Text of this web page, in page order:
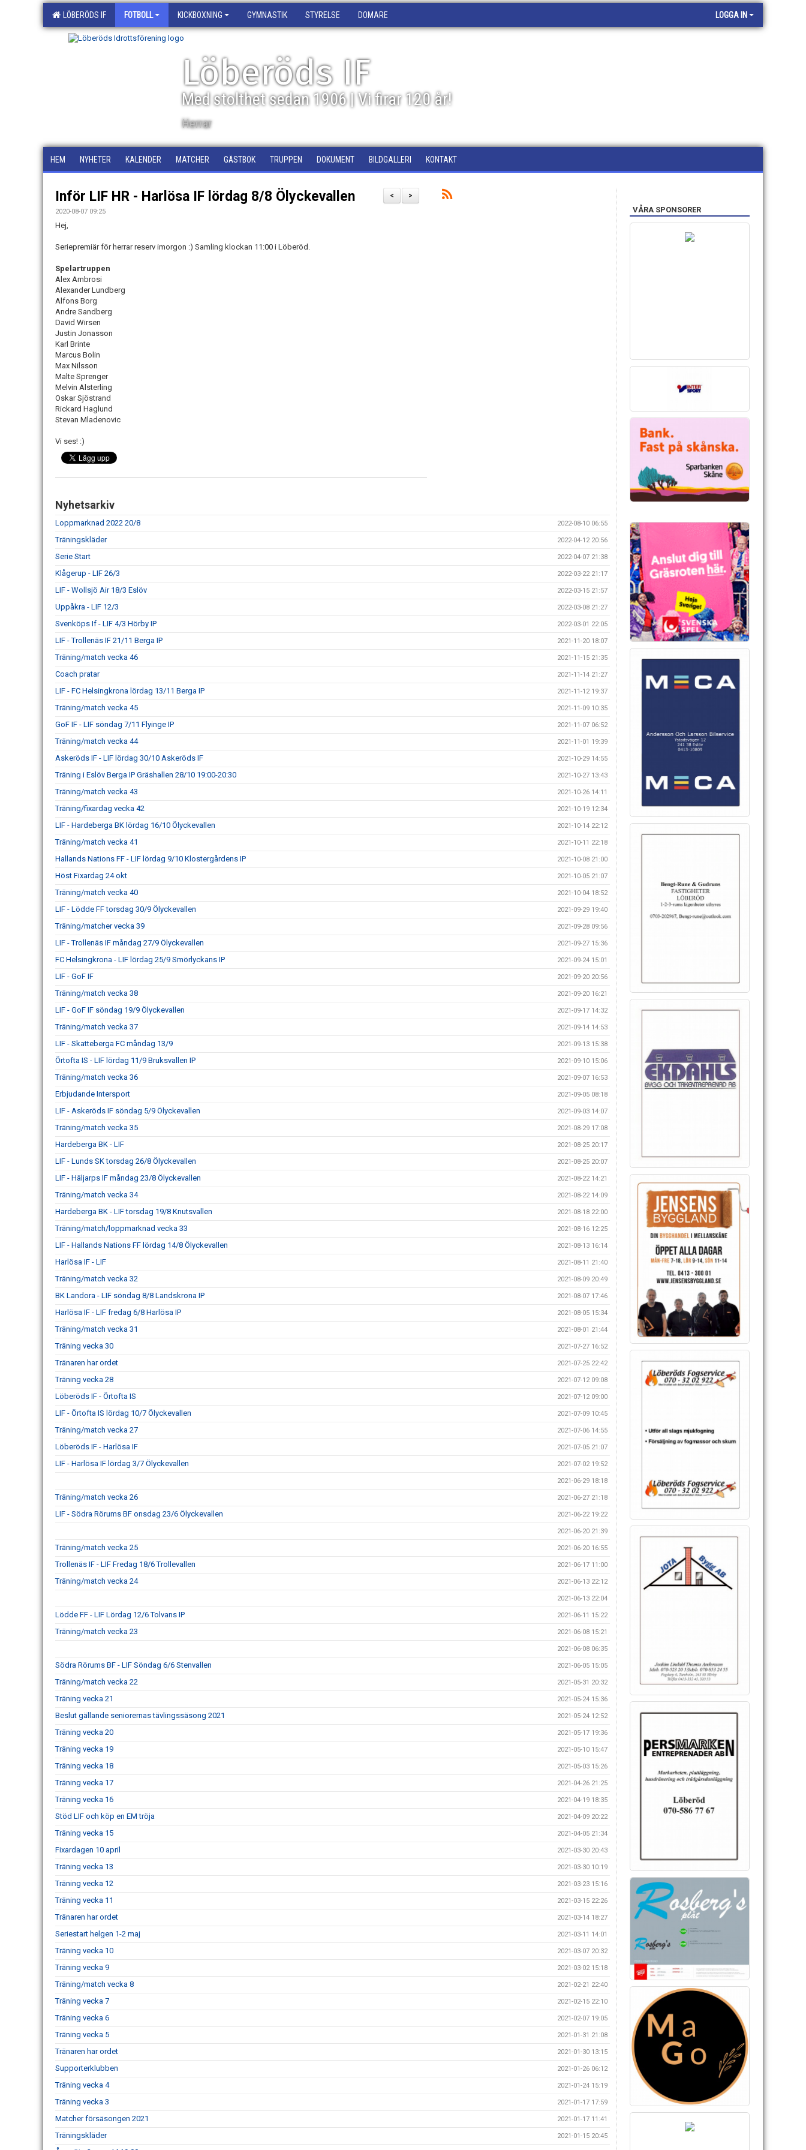
LÖBERÖDS IF FOTBOLL KICKBOXNING GYMNASTIK STYRELSE DOMARE LOGGA IN
Löberöds IF
Med stolthet sedan 1906 | Vi firar 120 år!
Herrar
HEM NYHETER KALENDER MATCHER GÄSTBOK TRUPPEN DOKUMENT BILDGALLERI KONTAKT
>
<
Inför LIF HR - Harlösa IF lördag 8/8 Ölyckevallen
2020-08-07 09:25
Hej,
Seriepremiär för herrar reserv imorgon :) Samling klockan 11:00 i Löberöd.
Spelartruppen
Alex Ambrosi
Alexander Lundberg
Alfons Borg
Andre Sandberg
David Wirsen
Justin Jonasson
Karl Brinte
Marcus Bolin
Max Nilsson
Malte Sprenger
Melvin Alsterling
Oskar Sjöstrand
Rickard Haglund
Stevan Mladenovic
Vi ses! :)
Nyhetsarkiv
Loppmarknad 2022 20/8 2022-08-10 06:55
Träningskläder 2022-04-12 20:56
Serie Start 2022-04-07 21:38
Klågerup - LIF 26/3 2022-03-22 21:17
LIF - Wollsjö Air 18/3 Eslöv 2022-03-15 21:57
Uppåkra - LIF 12/3 2022-03-08 21:27
Svenköps If - LIF 4/3 Hörby IP 2022-03-01 22:05
LIF - Trollenäs IF 21/11 Berga IP 2021-11-20 18:07
Träning/match vecka 46 2021-11-15 21:35
Coach pratar 2021-11-14 21:27
LIF - FC Helsingkrona lördag 13/11 Berga IP 2021-11-12 19:37
Träning/match vecka 45 2021-11-09 10:35
GoF IF - LIF söndag 7/11 Flyinge IP 2021-11-07 06:52
Träning/match vecka 44 2021-11-01 19:39
Askeröds IF - LIF lördag 30/10 Askeröds IF 2021-10-29 14:55
Träning i Eslöv Berga IP Gräshallen 28/10 19:00-20:30 2021-10-27 13:43
Träning/match vecka 43 2021-10-26 14:11
Träning/fixardag vecka 42 2021-10-19 12:34
LIF - Hardeberga BK lördag 16/10 Ölyckevallen 2021-10-14 22:12
Träning/match vecka 41 2021-10-11 22:18
Hallands Nations FF - LIF lördag 9/10 Klostergårdens IP 2021-10-08 21:00
Höst Fixardag 24 okt 2021-10-05 21:07
Träning/match vecka 40 2021-10-04 18:52
LIF - Lödde FF torsdag 30/9 Ölyckevallen 2021-09-29 19:40
Träning/matcher vecka 39 2021-09-28 09:56
LIF - Trollenäs IF måndag 27/9 Ölyckevallen 2021-09-27 15:36
FC Helsingkrona - LIF lördag 25/9 Smörlyckans IP 2021-09-24 15:01
LIF - GoF IF 2021-09-20 20:56
Träning/match vecka 38 2021-09-20 16:21
LIF - GoF IF söndag 19/9 Ölyckevallen 2021-09-17 14:32
Träning/match vecka 37 2021-09-14 14:53
LIF - Skatteberga FC måndag 13/9 2021-09-13 15:38
Örtofta IS - LIF lördag 11/9 Bruksvallen IP 2021-09-10 15:06
Träning/match vecka 36 2021-09-07 16:53
Erbjudande Intersport 2021-09-05 08:18
LIF - Askeröds IF söndag 5/9 Ölyckevallen 2021-09-03 14:07
Träning/match vecka 35 2021-08-29 17:08
Hardeberga BK - LIF 2021-08-25 20:17
LIF - Lunds SK torsdag 26/8 Ölyckevallen 2021-08-25 20:07
LIF - Häljarps IF måndag 23/8 Ölyckevallen 2021-08-22 14:21
Träning/match vecka 34 2021-08-22 14:09
Hardeberga BK - LIF torsdag 19/8 Knutsvallen 2021-08-18 22:00
Träning/match/loppmarknad vecka 33 2021-08-16 12:25
LIF - Hallands Nations FF lördag 14/8 Ölyckevallen 2021-08-13 16:14
Harlösa IF - LIF 2021-08-11 21:40
Träning/match vecka 32 2021-08-09 20:49
BK Landora - LIF söndag 8/8 Landskrona IP 2021-08-07 17:46
Harlösa IF - LIF fredag 6/8 Harlösa IP 2021-08-05 15:34
Träning/match vecka 31 2021-08-01 21:44
Träning vecka 30 2021-07-27 16:52
Tränaren har ordet 2021-07-25 22:42
Träning vecka 28 2021-07-12 09:08
Löberöds IF - Örtofta IS 2021-07-12 09:00
LIF - Örtofta IS lördag 10/7 Ölyckevallen 2021-07-09 10:45
Träning/match vecka 27 2021-07-06 14:55
Löberöds IF - Harlösa IF 2021-07-05 21:07
LIF - Harlösa IF lördag 3/7 Ölyckevallen 2021-07-02 19:52
2021-06-29 18:18
Träning/match vecka 26 2021-06-27 21:18
LIF - Södra Rörums BF onsdag 23/6 Ölyckevallen 2021-06-22 19:22
2021-06-20 21:39
Träning/match vecka 25 2021-06-20 16:55
Trollenäs IF - LIF Fredag 18/6 Trollevallen 2021-06-17 11:00
Träning/match vecka 24 2021-06-13 22:12
2021-06-13 22:04
Lödde FF - LIF Lördag 12/6 Tolvans IP 2021-06-11 15:22
Träning/match vecka 23 2021-06-08 15:21
2021-06-08 06:35
Södra Rörums BF - LIF Söndag 6/6 Stenvallen 2021-06-05 15:05
Träning/match vecka 22 2021-05-31 20:32
Träning vecka 21 2021-05-24 15:36
Beslut gällande seniorernas tävlingssäsong 2021 2021-05-24 12:52
Träning vecka 20 2021-05-17 19:36
Träning vecka 19 2021-05-10 15:47
Träning vecka 18 2021-05-03 15:26
Träning vecka 17 2021-04-26 21:25
Träning vecka 16 2021-04-19 18:35
Stöd LIF och köp en EM tröja 2021-04-09 20:22
Träning vecka 15 2021-04-05 21:34
Fixardagen 10 april 2021-03-30 20:43
Träning vecka 13 2021-03-30 10:19
Träning vecka 12 2021-03-23 15:16
Träning vecka 11 2021-03-15 22:26
Tränaren har ordet 2021-03-14 18:27
Seriestart helgen 1-2 maj 2021-03-11 14:01
Träning vecka 10 2021-03-07 20:32
Träning vecka 9 2021-03-02 15:18
Träning/match vecka 8 2021-02-21 22:40
Träning vecka 7 2021-02-15 22:10
Träning vecka 6 2021-02-07 19:05
Träning vecka 5 2021-01-31 21:08
Tränaren har ordet 2021-01-30 13:15
Supporterklubben 2021-01-26 06:12
Träning vecka 4 2021-01-24 15:19
Träning vecka 3 2021-01-17 17:59
Matcher försäsongen 2021 2021-01-17 11:41
Träningskläder 2021-01-15 20:45
VÅRA SPONSORER